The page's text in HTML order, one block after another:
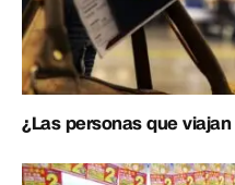
¿Las personas que